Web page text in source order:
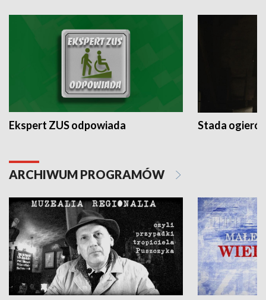
Ekspert ZUS odpowiada Stada
ARCHIWUM PROGRAMÓW